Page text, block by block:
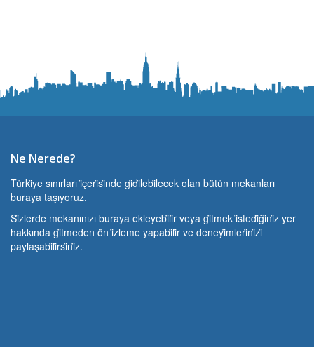
Ne Nerede?
Türki̇ye sınırları i̇çeri̇si̇nde gi̇di̇lebi̇lecek olan bütün mekanları
buraya taşıyoruz.
Si̇zlerde mekanınızı buraya ekleyebi̇li̇r veya gi̇tmek i̇stedi̇ği̇ni̇z yer
hakkında gi̇tmeden ön i̇zleme yapabi̇li̇r ve deneyi̇mleri̇ni̇zi̇
paylaşabi̇li̇rsi̇ni̇z.